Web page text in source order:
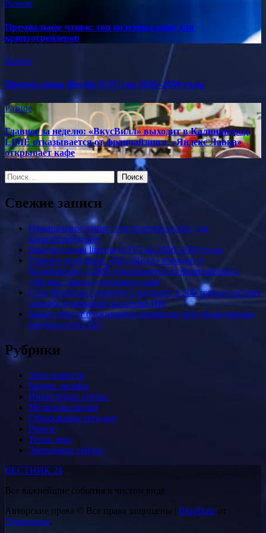
Разное
Премиальное чтиво: топ полезных книг для
криптотрейдеров
Разное
Прогноз цены litecoin (LTC) на 2026–2050 годы
Разное
Главное за неделю: «ВкусВилл» выходит в Калининград,
LIMÉ отказывается от франчайзинга, «Яндекс Лавка»
открывает кафе
Найти:
Свежие записи
Премиальное чтиво: топ полезных книг для
криптотрейдеров
Прогноз цены litecoin (LTC) на 2026–2050 годы
Главное за неделю: «ВкусВилл» выходит в
Калининград, LIMÉ отказывается от франчайзинга,
«Яндекс Лавка» открывает кафе
Сеть Morrisons планирует внедрить в 200 точках систему
самообслуживания на основе ИИ
Банки смогут блокировать переводы при обнаружении
вредоносного ПО
Рубрики
Авто новости
Бизнес онлайн
Инвестиции сейчас
Медицина рядом
Образование сегодня
Разное
Техно мир
Экономика сейчас
ВЕСТНИК 24
Все важнейшие события в чистом виде
Авторские права © Все права защищены | BlogData от
Themeansar.